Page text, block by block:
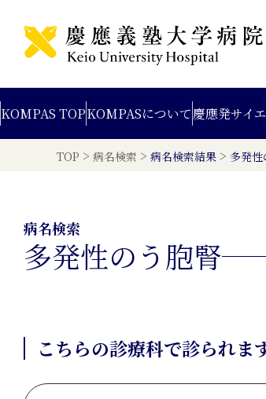
KOMPAS TOPKOMPASについて慶應発サイ
TOP > 病名検索 > 病名検索結果 > 多発
病名検索
多発性のう胞腎
こちらの診療科で診られま